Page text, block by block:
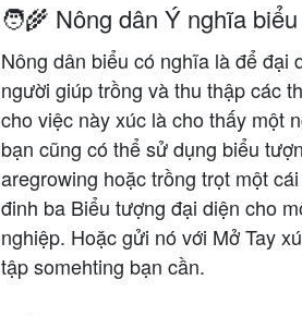
🧑‍🌾 Nông dân Ý nghĩa
Nông dân biểu có nghĩa là để đại
người giúp trồng và thu thập các
cho việc này xúc là cho thấy một
bạn cũng có thể sử dụng biểu
aregrowing hoặc trồng trọt một
đinh ba Biểu tượng đại diện cho
nghiệp. Hoặc gửi nó với Mở Tay
tập somehting bạn cần.